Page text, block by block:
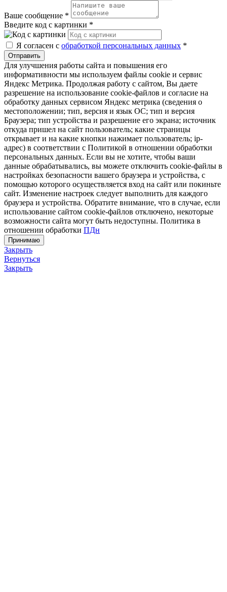
Ваше сообщение *
Введите код с картинки *
Я согласен с обработкой персональных данных *
Отправить
Для улучшения работы сайта и повышения его
информативности мы используем файлы cookie и сервис
Яндекс Метрика. Продолжая работу с сайтом, Вы даете
разрешение на использование cookie-файлов и согласие на
обработку данных сервисом Яндекс метрика (сведения о
местоположении; тип, версия и язык ОС; тип и версия
Браузера; тип устройства и разрешение его экрана; источник
откуда пришел на сайт пользователь; какие страницы
открывает и на какие кнопки нажимает пользователь; ip-
адрес) в соответствии с Политикой в отношении обработки
персональных данных. Если вы не хотите, чтобы ваши
данные обрабатывались, вы можете отключить cookie-файлы в
настройках безопасности вашего браузера и устройства, с
помощью которого осуществляется вход на сайт или покиньте
сайт. Изменение настроек следует выполнить для каждого
браузера и устройства. Обратите внимание, что в случае, если
использование сайтом cookie-файлов отключено, некоторые
возможности сайта могут быть недоступны. Политика в
отношении обработки ПДн
Принимаю
Закрыть
Вернуться
Закрыть